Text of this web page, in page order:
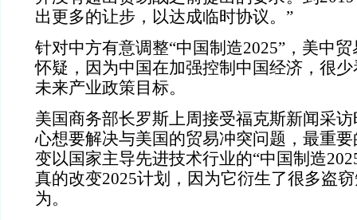
出更多的让步，以达成临时协议。”
针对中方有意调整“中国制造2025”，美中
怀疑，因为中国在加强控制中国经济，很
未来产业政策目标。
美国商务部长罗斯上周接受福克斯新闻采
心想要解决与美国的贸易冲突问题，最重
变以国家主导先进技术行业的“中国制造
真的改变2025计划，因为它衍生了很多盗
为。